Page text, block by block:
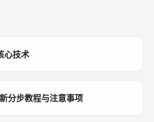
心技术
分步教程与注意事项